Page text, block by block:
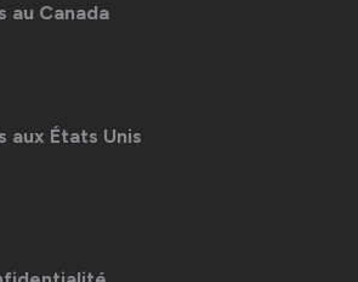
au Canada
aux États Unis